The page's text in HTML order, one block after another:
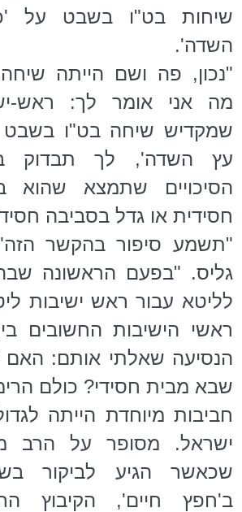
שיחות בט"ו בשבט על
השדה'.
"נכון, פה ושם הייתה
מה אני אומר לך: ראש-
שמקדיש שיחה בט"ו
עץ השדה', לך תבדוק
הסיכויים שתמצא
חסידית או גדל בסביבה
"תשמע סיפור בהקשר
גליס. "בפעם הראשונה
לליטא עבור ראש ישיבות
ראשי הישיבות החשובים
הנסיעה שאלתי אותם: האם
שבא מבית חסידי? כולם
חביבות מיוחדת הייתה
ישראל. מסופר על הרב
שכאשר הגיע לביקור
ב'חפץ חיים', הקיבוץ